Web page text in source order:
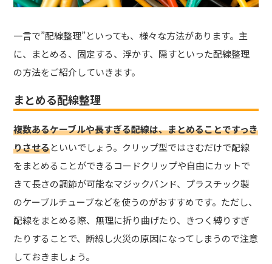
一言で”配線整理”といっても、様々な方法があります。主
に、まとめる、固定する、浮かす、隠すといった配線整理
の方法をご紹介していきます。
まとめる配線整理
複数あるケーブルや長すぎる配線は、まとめることですっき
りさせるといいでしょう。クリップ型ではさむだけで配線
をまとめることができるコードクリップや自由にカットで
きて長さの調節が可能なマジックバンド、プラスチック製
のケーブルチューブなどを使うのがおすすめです。ただし、
配線をまとめる際、無理に折り曲げたり、きつく縛りすぎ
たりすることで、断線し火災の原因になってしまうので注意
しておきましょう。